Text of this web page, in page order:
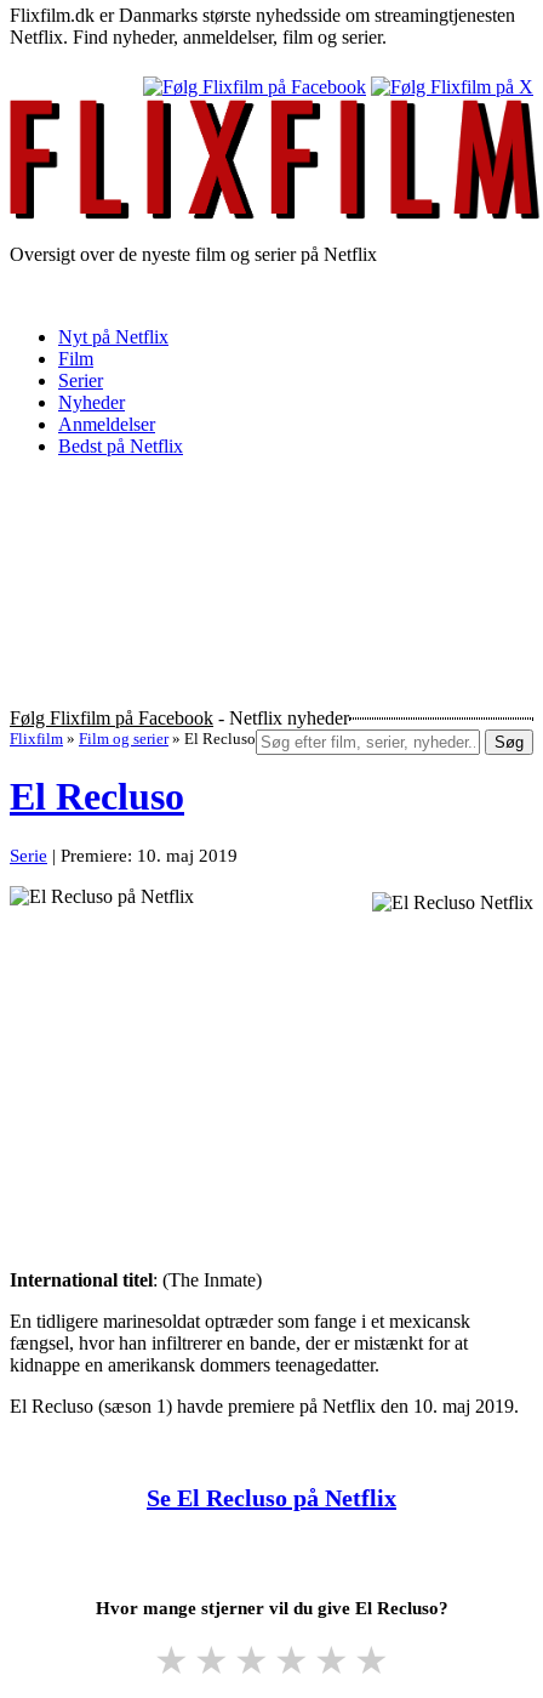
Flixfilm.dk er Danmarks største nyhedsside om streamingtjenesten
Netflix. Find nyheder, anmeldelser, film og serier.
Oversigt over de nyeste film og serier på Netflix
Nyt på Netflix
Film
Serier
Nyheder
Anmeldelser
Bedst på Netflix
Følg Flixfilm på Facebook - Netflix nyheder
Søg
Flixfilm » Film og serier » El Recluso
El Recluso
Serie | Premiere: 10. maj 2019
International titel: (The Inmate)
En tidligere marinesoldat optræder som fange i et mexicansk
fængsel, hvor han infiltrerer en bande, der er mistænkt for at
kidnappe en amerikansk dommers teenagedatter.
El Recluso (sæson 1) havde premiere på Netflix den 10. maj 2019.
Se El Recluso på Netflix
Hvor mange stjerner vil du give El Recluso?
★ ★ ★ ★ ★ ★